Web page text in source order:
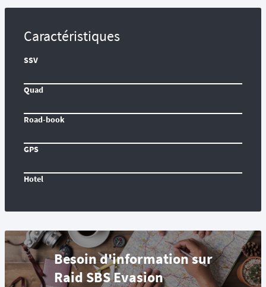
Caractéristiques
SSV
Quad
Road-book
GPS
Hotel
Besoin d'information sur
Raid SBS Evasion